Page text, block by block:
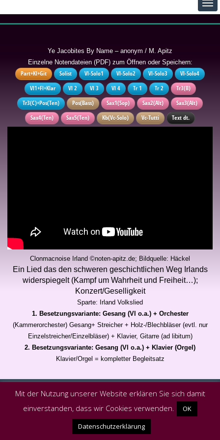
Ye Jacobites By Name – anonym / M. Apitz
Einzelne Notendateien (PDF) zum Öffnen oder Speichern:
Part+Kl+Git Solist Vl-Solo1 Vl-Solo2 Vl-Solo3
Vl-Solo4
Vl1+Fl+Klar
Vl 2 Vl 3 Vl 4 Tr 1 Tr 2
Tr3(B)
Tr3(C)+Pos(Ten)
Pos(Bass) Sax1(Sop) Sax2(Alt)
Sax3(Alt)
Sax4(Ten)
Sax5(Ten) Kb(Vc-Solo) Vc-Tutti Text dt.
Clonmacnoise Irland ©noten-apitz.de; Bildquelle: Häckel
Ein Lied das den schweren geschichtlichen Weg Irlands
widerspiegelt (Kampf um Wahrheit und Freiheit…);
Konzert/Geselligkeit
Sparte: Irland Volkslied
1. Besetzungsvariante: Gesang (Vl o.a.) + Orchester
(Kammerorchester) Gesang+ Streicher + Holz-/Blechbläser (evtl. nur
Einzelstreicher/Einzelbläser) + Klavier, Gitarre (ad libitum)
2. Besetzungsvariante: Gesang (Vl o.a.) + Klavier (Orgel)
Klavier/Orgel = kompletter Begleitsatz
Powered by Bizzboss WordPress Theme
Mit der Nutzung unserer Website erklären Sie sich damit
einverstanden, dass wir Cookies verwenden.
OK
Datenschutzerklärung